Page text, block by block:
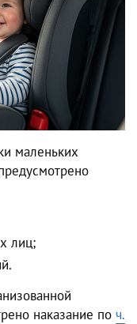
маленьких
лиц;
наказание по ч.